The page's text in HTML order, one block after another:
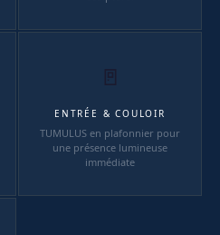
🚪
ENTRÉE & COULOIR
TUMULUS en plafonnier pour
une présence lumineuse
immédiate